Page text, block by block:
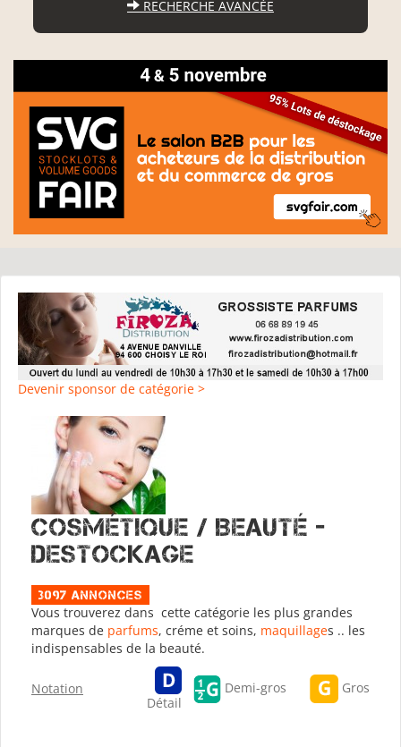
RECHERCHE AVANCÉE
Devenir sponsor de catégorie >
Cosmétique / Beauté -
Destockage
3097 Annonces
Vous trouverez dans cette catégorie les plus grandes
marques de parfums, créme et soins, maquillages .. les
indispensables de la beauté.
Notation
Détail
Demi-gros Gros